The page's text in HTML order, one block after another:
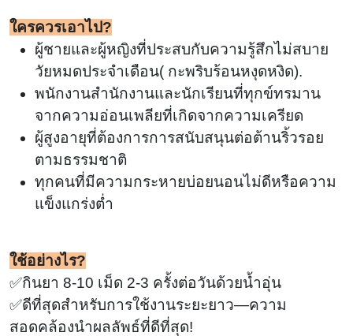
ใครควรเอาไป?
ผู้ชายและผู้หญิงที่ประสบกับความรู้สึกไม่สบาย
วัยหมดประจำเดือน( กะพริบร้อนหงุดหงิด).
พนักงานสำนักงานและนักเรียนที่ทุกข์ทรมาน
จากความอ่อนเพลียที่เกิดจากความเครียด
ผู้สูงอายุที่ต้องการการสนับสนุนต่อต้านริ้วรอย
ตามธรรมชาติ
ทุกคนที่มีความกระหายบ่อยนอนไม่ดีหรือความ
แข็งแกร่งต่ำ
ใช้อย่างไร?
✅กินยา 8-10 เม็ด 2-3 ครั้งต่อวันด้วยน้ำอุ่น
✅ดีที่สุดสำหรับการใช้งานระยะยาว—ความ
สอดคล้องนำผลลัพธ์ที่ดีที่สุด!